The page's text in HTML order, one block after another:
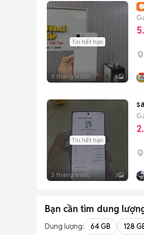
Tin hết hạn
3 tháng trước 5
Tin hết hạn
3 tháng trước 3
Bạn cần tìm dung
Dung lượng: 64 GB 128